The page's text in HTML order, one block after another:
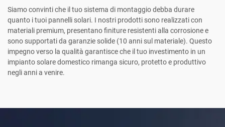
Siamo convinti che il tuo sistema di montaggio debba durare
quanto i tuoi pannelli solari. I nostri prodotti sono realizzati con
materiali premium, presentano finiture resistenti alla corrosione e
sono supportati da garanzie solide (10 anni sul materiale). Questo
impegno verso la qualità garantisce che il tuo investimento in un
impianto solare domestico rimanga sicuro, protetto e produttivo
negli anni a venire.